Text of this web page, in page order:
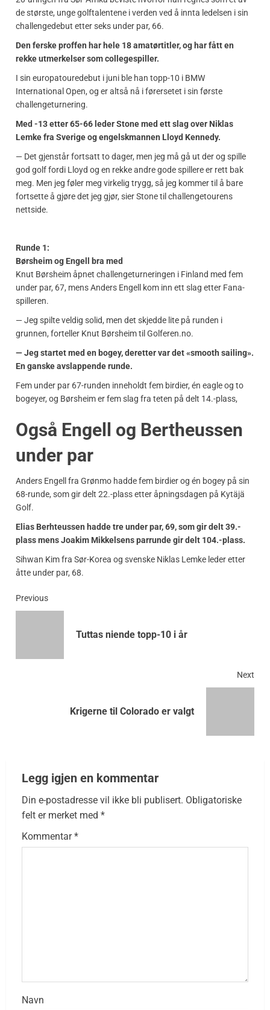
de største, unge golftalentene i verden ved å innta ledelsen i sin
challengedebut etter seks under par, 66.
Den ferske proffen har hele 18 amatørtitler, og har fått en
rekke utmerkelser som collegespiller.
I sin europatouredebut i juni ble han topp-10 i BMW
International Open, og er altså nå i førersetet i sin første
challengeturnering.
Med -13 etter 65-66 leder Stone med ett slag over Niklas
Lemke fra Sverige og engelskmannen Lloyd Kennedy.
— Det gjenstår fortsatt to dager, men jeg må gå ut der og spille
god golf fordi Lloyd og en rekke andre gode spillere er rett bak
meg. Men jeg føler meg virkelig trygg, så jeg kommer til å bare
fortsette å gjøre det jeg gjør, sier Stone til challengetourens
nettside.
Runde 1:
Børsheim og Engell bra med
Knut Børsheim åpnet challengeturneringen i Finland med fem
under par, 67, mens Anders Engell kom inn ett slag etter Fana-
spilleren.
— Jeg spilte veldig solid, men det skjedde lite på runden i
grunnen, forteller Knut Børsheim til Golferen.no.
— Jeg startet med en bogey, deretter var det «smooth sailing».
En ganske avslappende runde.
Fem under par 67-runden inneholdt fem birdier, én eagle og to
bogeyer, og Børsheim er fem slag fra teten på delt 14.-plass,
Også Engell og Bertheussen
under par
Anders Engell fra Grønmo hadde fem birdier og én bogey på sin
68-runde, som gir delt 22.-plass etter åpningsdagen på Kytäjä
Golf.
Elias Berhteussen hadde tre under par, 69, som gir delt 39.-
plass mens Joakim Mikkelsens parrunde gir delt 104.-plass.
Sihwan Kim fra Sør-Korea og svenske Niklas Lemke leder etter
åtte under par, 68.
Previous
Tuttas niende topp-10 i år
Next
Krigerne til Colorado er valgt
Legg igjen en kommentar
Din e-postadresse vil ikke bli publisert. Obligatoriske
felt er merket med *
Kommentar*
Navn